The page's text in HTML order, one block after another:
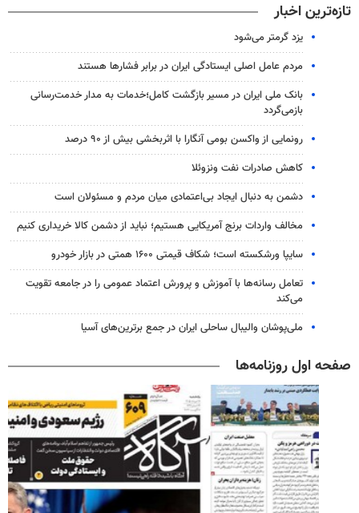
تازه‌ترین اخبار
یزد گرمتر می‌شود
مردم عامل اصلی ایستادگی ایران در برابر فشارها هستند
بانک ملی ایران در مسیر بازگشت کامل؛خدمات به مدار خدمت‌رسانی
بازمی‌گردد
رونمایی از واکسن بومی آنگارا با اثربخشی بیش از ۹۰ درصد
کاهش صادرات نفت ونزوئلا
دشمن به دنبال ایجاد بی‌اعتمادی میان مردم و مسئولان است
مخالف واردات برنج آمریکایی هستیم؛ نباید از دشمن کالا خریداری کنیم
سایپا ورشکسته است؛ شکاف قیمتی ۱۶۰۰ همتی در بازار خودرو
تعامل رسانه‌ها با آموزش و پرورش اعتماد عمومی را در جامعه تقویت
می‌کند
ملی‌پوشان والیبال ساحلی ایران در جمع برترین‌های آسیا
صفحه اول روزنامه‌ها